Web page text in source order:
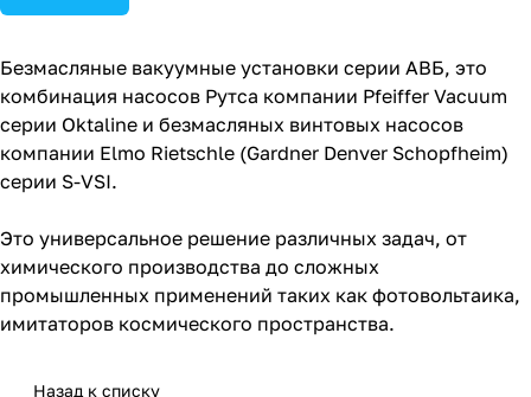
Безмасляные вакуумные установки серии АВБ, это
комбинация насосов Рутса компании Pfeiffer Vacuum
серии Oktaline и безмасляных винтовых насосов
компании Elmo Rietschle (Gardner Denver Schopfheim)
серии S-VSI.
Это универсальное решение различных задач, от
химического производства до сложных
промышленных применений таких как фотовольтаика,
имитаторов космического пространства.
Назад к списку